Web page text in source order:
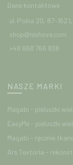
Dane kontaktowe
ul. Polna 20, 87-162
shop@nishove.com
+48 668 766 838
NASZE MARKI
Magabi - pieluszki
EasyMe - pieluszki
Magabi - ręcznie
Ars Textoria -